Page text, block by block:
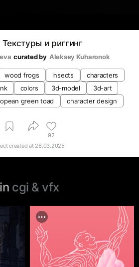
Текстуры и риггинг
curated by Aleksey Kuharonok
wood frogs insects
characters
colors 3d-model
3d-art
green toad character design
92
created at 26.03.2025
cgi & vfx